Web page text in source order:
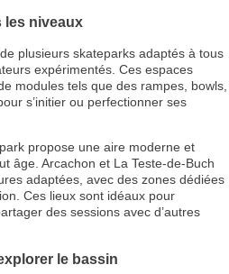
les niveaux
plusieurs skateparks adaptés à tous
expérimentés. Ces espaces
modules tels que des rampes, bowls,
s’initier ou perfectionner ses
propose une aire moderne et
âge. Arcachon et La Teste-de-Buch
adaptées, avec des zones dédiées
Ces lieux sont idéaux pour
des sessions avec d’autres
le bassin